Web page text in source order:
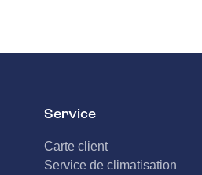
Service
Carte client
Service de climatisation